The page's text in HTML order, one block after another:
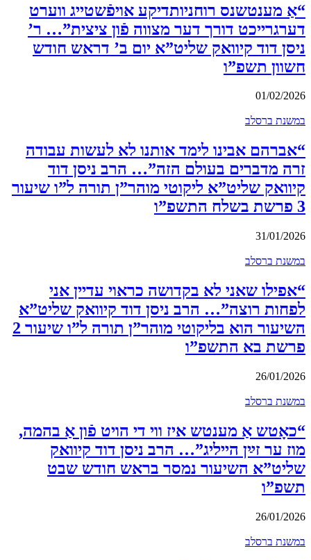
“אַ מענטשנס רוחניותדיקע אויפֿשטייג ווערט
דערגרייכט דורך דער מצווה פֿון ציצית”… ר’
ניסן דוד קיוואק שליט”א יום ב’ דראש חודש
חשוון תשפ”ו
01/02/2026
במשנת ברסלב
“אברהם אבינו לימד אותנו לא לעשות עבודה
זרה מדברים בעולם הזה”… הרב ניסן דוד
קיוואק שליט”א ליקוטי מוהר”ן תורה ל”ו שיעור
3 פרשת בשלח התשפ”ו
31/01/2026
במשנת ברסלב
“אפילו שאני לא בקדושה כראוי עדיין אני
לפחות רוצה”… הרב ניסן דוד קיוואק שליט”א
השיעור הוא בליקוטי מוהר”ן תורה ל”ו שיעור 2
פרשת בא התשפ”ו
26/01/2026
במשנת ברסלב
“כאָטש אַ מענטש איז ווי די הויט פֿון אַ בהמה,
מוז ער זײַן הייליג”… הרב ניסן דוד קיוואק
שליט”א השיעור נמסר בראש חודש שבט
תשפ”ו
26/01/2026
במשנת ברסלב